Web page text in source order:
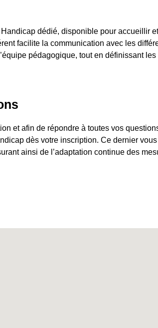
dédié, disponible pour accueillir et
facilite la communication avec les
pédagogique, tout en définissant
et afin de répondre à toutes vos
dès votre inscription. Ce dernier
ainsi de l’adaptation continue des